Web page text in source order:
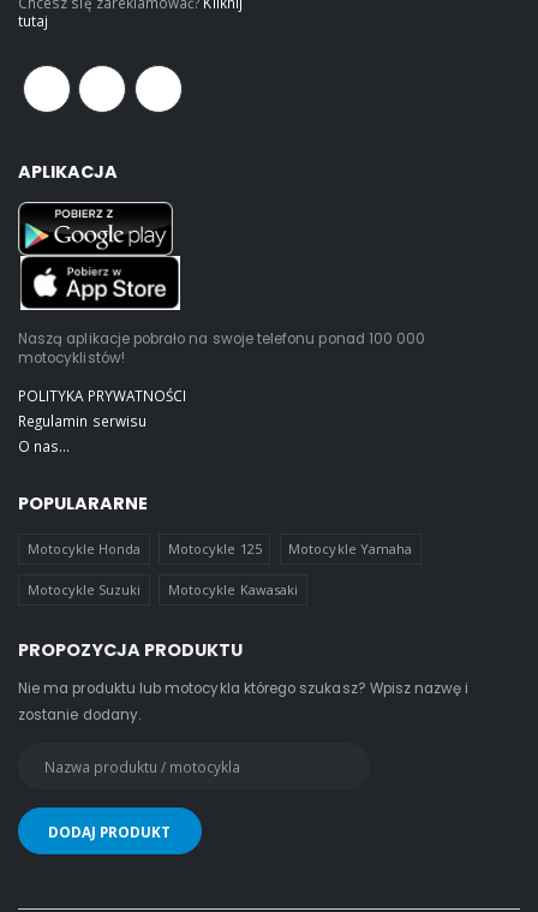
tutaj
APLIKACJA
Naszą aplikacje pobrało na swoje telefonu ponad 100 000
motocyklistów!
POLITYKA PRYWATNOŚCI
Regulamin serwisu
O nas...
POPULARARNE
Motocykle Honda Motocykle 125 Motocykle Yamaha
Motocykle Suzuki Motocykle Kawasaki
PROPOZYCJA PRODUKTU
Nie ma produktu lub motocykla którego szukasz? Wpisz nazwę i
zostanie dodany.